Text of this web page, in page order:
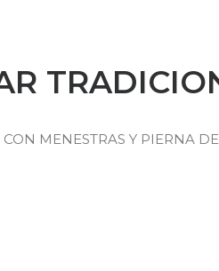
MENESTRAS Y PIERNA